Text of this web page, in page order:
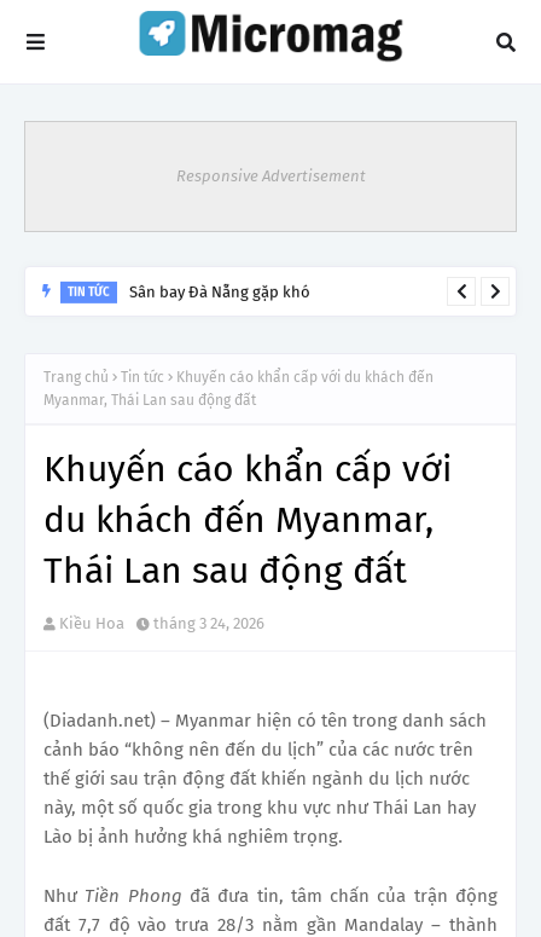
Responsive Advertisement
TIN TỨC Sân bay Đà Nẵng gặp khó
Trang chủ Tin tức
Khuyến cáo khẩn cấp với du khách đến
Myanmar, Thái Lan sau động đất
Khuyến cáo khẩn cấp với
du khách đến Myanmar,
Thái Lan sau động đất
Kiều Hoa tháng 3 24, 2026
(Diadanh.net) – Myanmar hiện có tên trong danh sách
cảnh báo “không nên đến du lịch” của các nước trên
thế giới sau trận động đất khiến ngành du lịch nước
này, một số quốc gia trong khu vực như Thái Lan hay
Lào bị ảnh hưởng khá nghiêm trọng.
Như Tiền Phong đã đưa tin, tâm chấn của trận động
đất 7,7 độ vào trưa 28/3 nằm gần Mandalay – thành